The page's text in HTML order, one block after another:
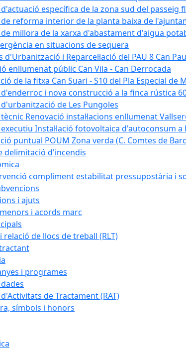
específica de la zona sud del
reforma interior de la planta baixa de
millora de la xarxa d'abastament d'aigua
en situacions de sequera
d'Urbanització i Reparcel·lació del PAU 8 Can
enllumenat públic Can Vila - Can Derrocada
de la fitxa Can Suari - S10 del Pla Especial de
i nova construcció a la finca rústica
de Les Pungoles
Renovació instal·lacions enllumenat
Instal·lació fotovoltaica d'autoconsum
puntual POUM Zona verda (C. Comtes de
delimitació d'incendis
compliment estabilitat pressupostària i
i ajuts
i acords marc
relació de llocs de treball (RLT)
i programes
de Tractament (RAT)
símbols i honors